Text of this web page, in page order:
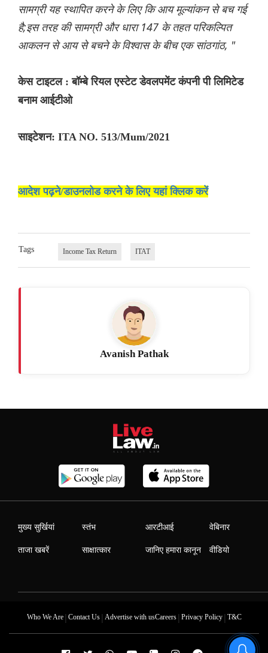
सामग्री यह स्थापित करने के लिए कि आय मूल्यांकन से बच गई
है;इस तरह की सामग्री और धारा 147 के तहत परिकल्पित
आकलन से आय से बचने के विश्वास के बीच एक सांठगांठ, "
केस टाइटल : बॉम्बे रियल एस्टेट डेवलपमेंट कंपनी पी लिमिटेड
बनाम आईटीओ
साइटेशन: ITA NO. 513/Mum/2021
आदेश पढ़ने/डाउनलोड करने के लिए यहां क्लिक करें
Tags Income Tax Return ITAT
Avanish Pathak
मुख्य सुर्खियां
ताजा खबरें
स्तंभ
साक्षात्कार
आरटीआई
जानिए हमारा कानून
वेबिनार
वीडियो
Who We Are| Contact Us| Advertise with usCareers| Privacy Policy| T&C